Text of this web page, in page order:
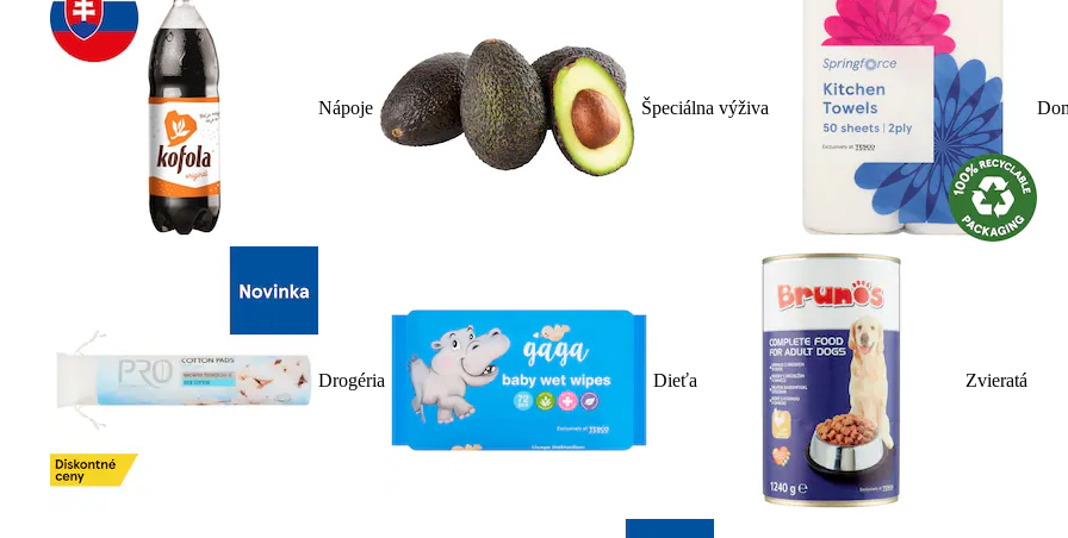
Nápoje Špeciálna výživa
Drogéria Dieťa Zvieratá